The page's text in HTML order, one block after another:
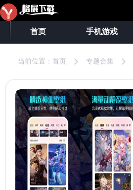
首页 手机游戏
当前位置： 首页 专题合集